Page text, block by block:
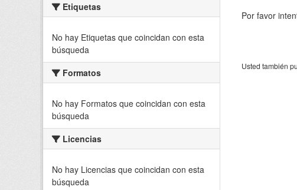
Etiquetas
No hay Etiquetas que coincidan con esta
búsqueda
Formatos
No hay Formatos que coincidan con esta
búsqueda
Licencias
No hay Licencias que coincidan con esta
búsqueda
Por favor
Usted también